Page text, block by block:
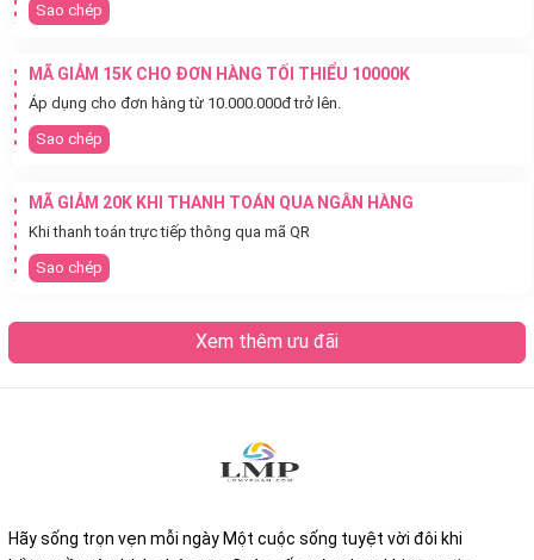
Sao chép
MÃ GIẢM 15K CHO ĐƠN HÀNG TỐI THIỂU 10000K
Áp dụng cho đơn hàng từ 10.000.000đ trở lên.
Sao chép
MÃ GIẢM 20K KHI THANH TOÁN QUA NGÂN HÀNG
Khi thanh toán trực tiếp thông qua mã QR
Sao chép
Xem thêm ưu đãi
Hãy sống trọn vẹn mỗi ngày Một cuộc sống tuyệt vời đôi khi